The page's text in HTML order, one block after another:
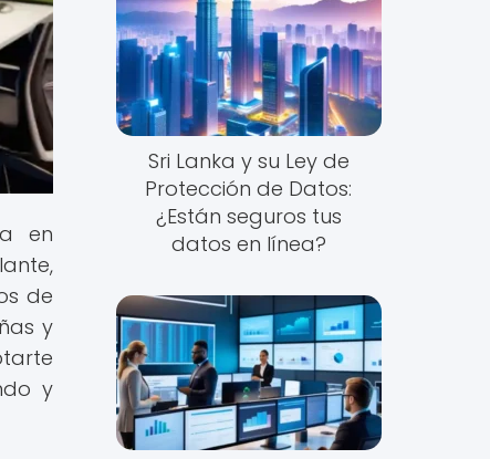
en
de
y
y
Sri Lanka y su Ley de
Protección de Datos:
¿Están seguros tus
datos en línea?